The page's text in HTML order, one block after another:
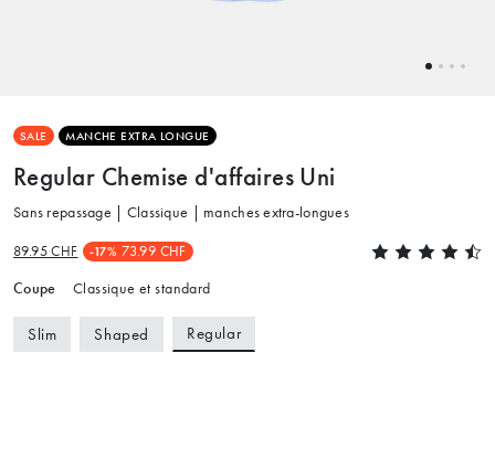
SALE MANCHE EXTRA LONGUE
Regular Chemise d'affaires Uni
Sans repassage | Classique | manches extra-longues
89.95 CHF -17% 73.99 CHF
Coupe Classique et standard
Slim Shaped Regular